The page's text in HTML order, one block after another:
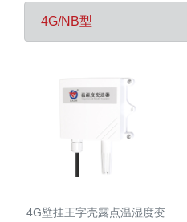
4G/NB型
4G壁挂王字壳露点温湿度变